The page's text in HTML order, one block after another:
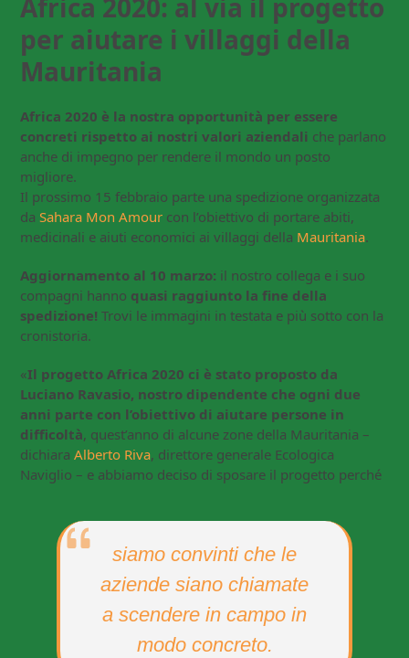
Africa 2020: al via il progetto
per aiutare i villaggi della
Mauritania
Africa 2020 è la nostra opportunità per essere
concreti rispetto ai nostri valori aziendali che parlano
anche di impegno per rendere il mondo un posto
migliore.
Il prossimo 15 febbraio parte una spedizione organizzata
daSahara Mon Amour con l’obiettivo di portare abiti,
medicinali e aiuti economici ai villaggi della Mauritania.
Aggiornamento al 10 marzo: il nostro collega e i suo
compagni hanno quasi raggiunto la fine della
spedizione!Trovi le immagini in testata e più sotto con la
cronistoria.
«Il progetto Africa 2020 ci è stato proposto da
Luciano Ravasio, nostro dipendente che ogni due
anni parte con l’obiettivo di aiutare persone in
difficoltà, quest’anno di alcune zone della Mauritania –
dichiaraAlberto Riva, direttore generale Ecologica
Naviglio – e abbiamo deciso di sposare il progetto perché
siamo convinti che le
aziende siano chiamate
a scendere in campo in
modo concreto.